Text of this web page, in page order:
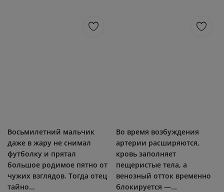
Восьмилетний мальчик
даже в жару не снимал
футболку и прятал
большое родимое пятно от
чужих взглядов. Тогда отец
тайно...
Во время возбуждения
артерии расширяются,
кровь заполняет
пещеристые тела, а
венозный отток временно
блокируется —...